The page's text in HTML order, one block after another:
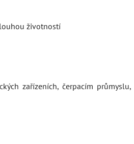
životností
zařízeních, čerpacím